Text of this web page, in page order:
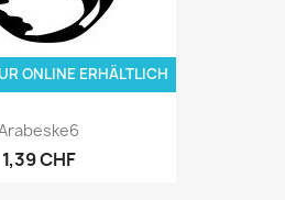
1,39 CHF
ONLINE ERHÄLTLICH